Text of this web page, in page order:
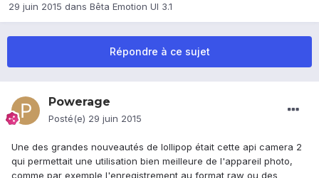
29 juin 2015 dans Bêta Emotion UI 3.1
Répondre à ce sujet
Powerage
Posté(e) 29 juin 2015
Une des grandes nouveautés de lollipop était cette api camera 2
qui permettait une utilisation bien meilleure de l'appareil photo,
comme par exemple l'enregistrement au format raw ou des